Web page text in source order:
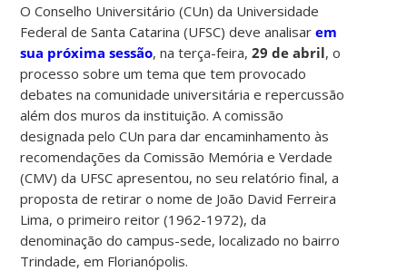
O Conselho Universitário (CUn) da Universidade
Federal de Santa Catarina (UFSC) deve analisarem
sua próxima sessão, na terça-feira,29 de abril, o
processo sobre um tema que tem provocado
debates na comunidade universitária e repercussão
além dos muros da instituição. A comissão
designada pelo CUn para dar encaminhamento às
recomendações da Comissão Memória e Verdade
(CMV) da UFSC apresentou, no seu relatório final, a
proposta de retirar o nome de João David Ferreira
Lima, o primeiro reitor (1962-1972), da
denominação do campus-sede, localizado no bairro
Trindade, em Florianópolis.